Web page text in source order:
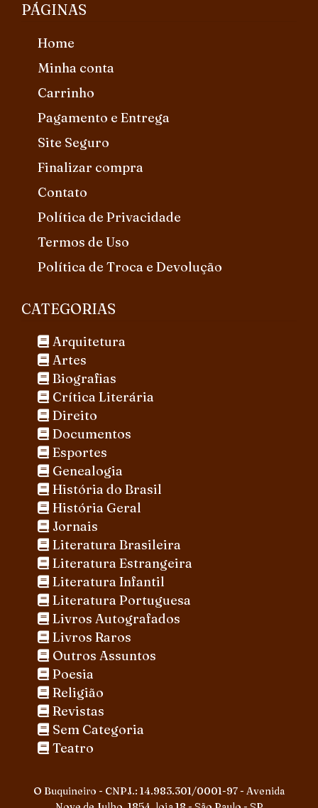
PÁGINAS
Home
Minha conta
Carrinho
Pagamento e Entrega
Site Seguro
Finalizar compra
Contato
Política de Privacidade
Termos de Uso
Política de Troca e Devolução
CATEGORIAS
Arquitetura
Artes
Biografias
Crítica Literária
Direito
Documentos
Esportes
Genealogia
História do Brasil
História Geral
Jornais
Literatura Brasileira
Literatura Estrangeira
Literatura Infantil
Literatura Portuguesa
Livros Autografados
Livros Raros
Outros Assuntos
Poesia
Religião
Revistas
Sem Categoria
Teatro
O Buquineiro - CNPJ.: 14.983.301/0001-97 - Avenida